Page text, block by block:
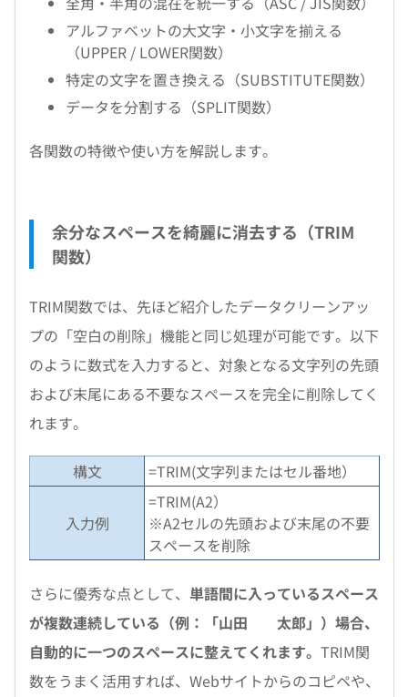
アルファベットの大文字・小文字を揃える
（UPPER / LOWER関数）
特定の文字を置き換える（SUBSTITUTE関数）
データを分割する（SPLIT関数）
各関数の特徴や使い方を解説します。
余分なスペースを綺麗に消去する（TRIM
関数）
TRIM関数では、先ほど紹介したデータクリーンアッ
プの「空白の削除」機能と同じ処理が可能です。以下
のように数式を入力すると、対象となる文字列の先頭
および末尾にある不要なスペースを完全に削除してく
れます。
構文 =TRIM(文字列またはセル番地）
入力例
=TRIM(A2）
※A2セルの先頭および末尾の不要
スペースを削除
さらに優秀な点として、 単語間に入っているスペース
が複数連続している（例：「山田 太郎」）場合、
自動的に一つのスペースに整えてくれます。 TRIM関
数をうまく活用すれば、Webサイトからのコピペや、